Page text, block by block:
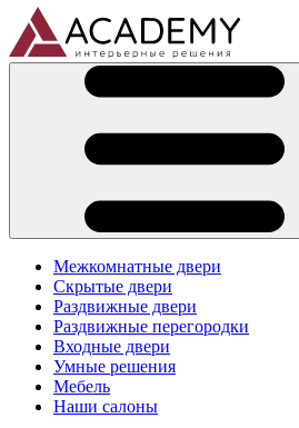
Межкомнатные двери
Скрытые двери
Раздвижные двери
Раздвижные перегородки
Входные двери
Умные решения
Мебель
Наши салоны